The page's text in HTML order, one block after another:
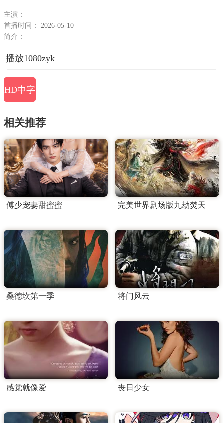
主演：
首播时间：
2026-05-10
简介：
播放1080zyk
HD中字
相关推荐
傅少宠妻甜蜜蜜 完美世界剧场版九劫焚天
桑德坎第一季 将门风云
感觉就像爱 丧日少女